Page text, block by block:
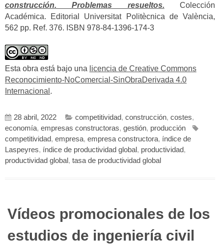
construcción. Problemas resueltos. Colección
Académica. Editorial Universitat Politècnica de València,
562 pp. Ref. 376. ISBN 978-84-1396-174-3
Esta obra está bajo una licencia de Creative Commons
Reconocimiento-NoComercial-SinObraDerivada 4.0
Internacional .
28 abril, 2022 competitividad, construcción, costes,
economía, empresas constructoras, gestión, producción
competitividad, empresa, empresa constructora, índice de
Laspeyres, índice de productividad global , productividad,
productividad global , tasa de productividad global
Vídeos promocionales de los
estudios de ingeniería civil